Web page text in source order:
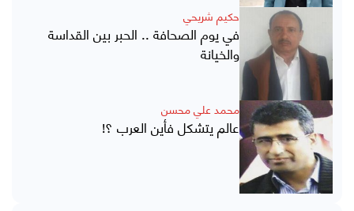
حكيم شريحي
في يوم الصحافة .. الحبر بين القداسة
والخيانة
محمد علي محسن
عالم يتشكل فأين العرب ؟!